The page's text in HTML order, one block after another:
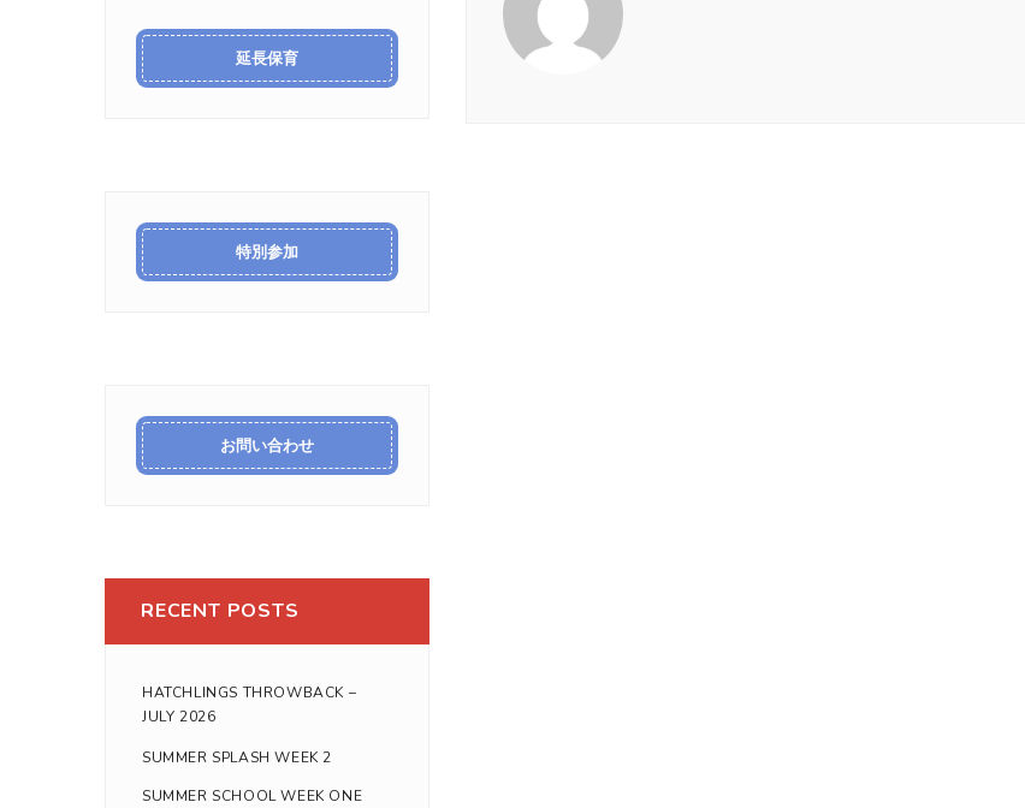
延長保育
特別参加
お問い合わせ
RECENT POSTS
HATCHLINGS THROWBACK –
JULY 2026
SUMMER SPLASH WEEK 2
SUMMER SCHOOL WEEK ONE